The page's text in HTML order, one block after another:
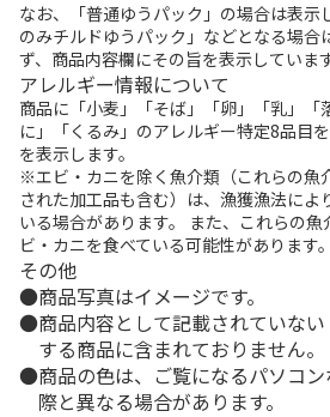
なお、「普通ゆうパック」の場合は表示
のみチルドゆうパック」などとなる場合
ず、商品内容欄にその旨を表示しています
アレルギー情報について
商品に「小麦」「そば」「卵」「乳」「
に」「くるみ」のアレルギー特定8品目
を表示します。
※エビ・カニを除く魚介類（これらの魚
された加工品も含む）は、漁獲漁法によ
いる場合があります。 また、これらの
ビ・カニを食べている可能性があります。
その他
商品写真はイメージです。
商品内容として記載されていな
する商品に含まれておりません。
商品の色は、ご覧になるパソコ
際と異なる場合があります。